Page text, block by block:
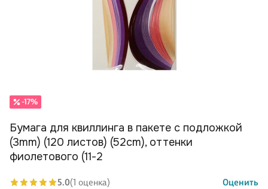
-17%
Бумага для квиллинга в пакете с подложкой
(3mm) (120 листов) (52cm), оттенки
фиолетового (11-2
5.0(1 оценка)
Оценить